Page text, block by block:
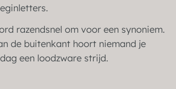
razendsnel om voor een synoniem.
de buitenkant hoort niemand je
een loodzware strijd.